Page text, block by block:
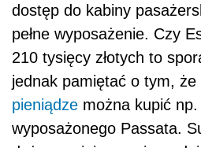
dostęp do kabiny
pełne wyposażenie. Czy
210 tysięcy złotych to
jednak pamiętać o tym,
pieniądze można kupić
wyposażonego Passata.